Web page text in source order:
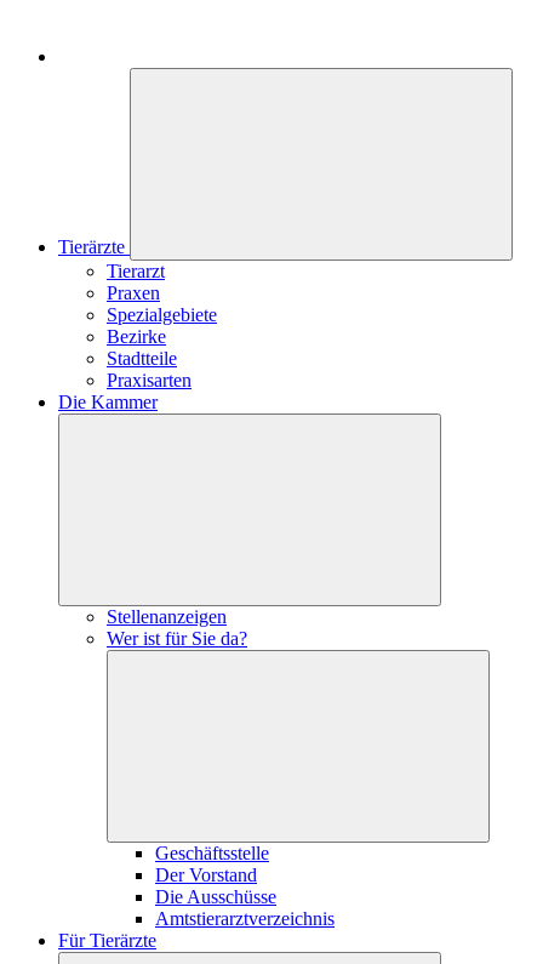
Tierärzte
Tierarzt
Praxen
Spezialgebiete
Bezirke
Stadtteile
Praxisarten
Die Kammer
Stellenanzeigen
Wer ist für Sie da?
Geschäftsstelle
Der Vorstand
Die Ausschüsse
Amtstierarztverzeichnis
Für Tierärzte